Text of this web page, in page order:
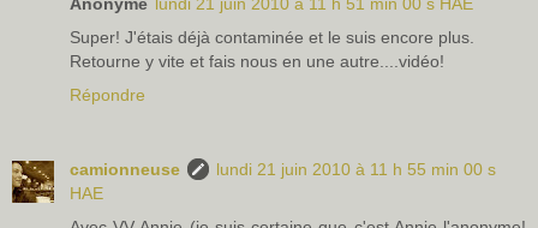
Super! J'étais déjà contaminée et le suis encore plus.
Retourne y vite et fais nous en une autre....vidéo!
Répondre
camionneuse
lundi 21 juin 2010 à 11 h 55 min 00 s
HAE